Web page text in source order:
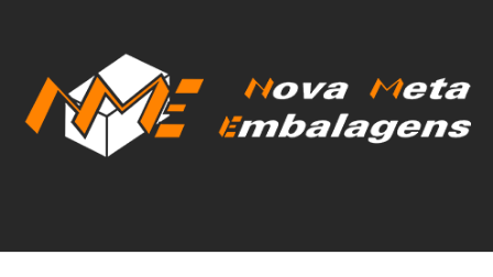
conteúdo